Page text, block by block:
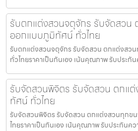
รับตกแต่งสวนจตุจักร รับจัดสวน
ออกแบบภูมิทัศน์ ทั่วไทย
รับตกแต่งสวนจตุจักร รับจัดสวน ตกแต่งสว
ทั่วไทยราคาเป็นกันเอง เน้นคุณภาพ รับประกั
รับจัดสวนพิจิตร รับจัดสวน ตกแ
ทัศน์ ทั่วไทย
รับจัดสวนพิจิตร รับจัดสวน ตกแต่งสวนทุกข
ไทยราคาเป็นกันเอง เน้นคุณภาพ รับประกันค